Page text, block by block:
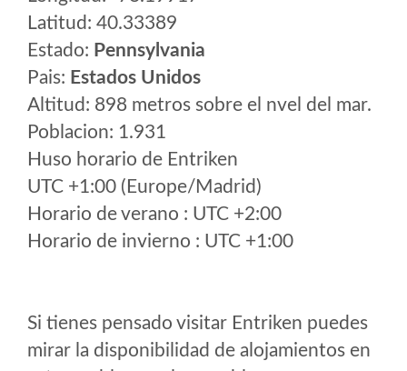
Latitud: 40.33389
Estado: Pennsylvania
Pais: Estados Unidos
Altitud: 898 metros sobre el nvel del mar.
Poblacion: 1.931
Huso horario de Entriken
UTC +1:00 (Europe/Madrid)
Horario de verano : UTC +2:00
Horario de invierno : UTC +1:00
Si tienes pensado visitar Entriken puedes
mirar la disponibilidad de alojamientos en